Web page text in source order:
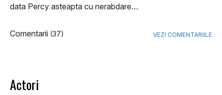
data Percy asteapta cu nerabdare…
Comentarii (37) VEZI COMENTARIILE
Actori